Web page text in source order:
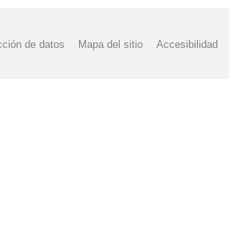
de datos Mapa del sitio Accesibilidad